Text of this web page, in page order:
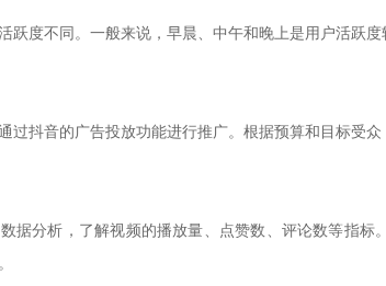
跃度不同。一般来说，早晨、中午和晚上是用户活跃
过抖音的广告投放功能进行推广。根据预算和目标受
据分析，了解视频的播放量、点赞数、评论数等指